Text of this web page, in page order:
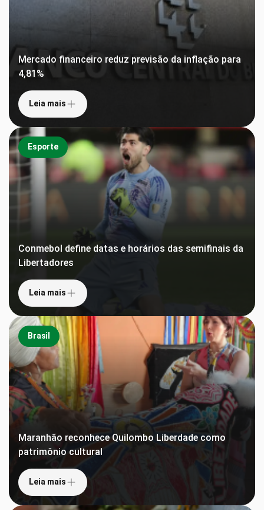
Mercado financeiro reduz previsão da inflação para
4,81%
Leia mais
Esporte
Conmebol define datas e horários das semifinais da
Libertadores
Leia mais
Brasil
Maranhão reconhece Quilombo Liberdade como
patrimônio cultural
Leia mais